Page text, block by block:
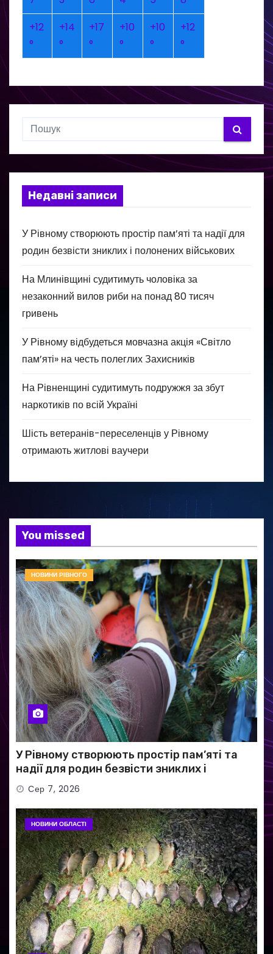
+12
°
+14
°
+17
°
+10
°
+10
°
+12
°
Недавні записи
У Рівному створюють простір пам’яті та надії для
родин безвісти зниклих і полонених військових
На Млинівщині судитимуть чоловіка за
незаконний вилов риби на понад 80 тисяч
гривень
У Рівному відбудеться мовчазна акція «Світло
пам’яті» на честь полеглих Захисників
На Рівненщині судитимуть подружжя за збут
наркотиків по всій Україні
Шість ветеранів-переселенців у Рівному
отримають житлові ваучери
You missed
НОВИНИ РІВНОГО
У Рівному створюють простір пам’яті та
надії для родин безвісти зниклих і
полонених військових
Сер 7, 2026
НОВИНИ ОБЛАСТІ